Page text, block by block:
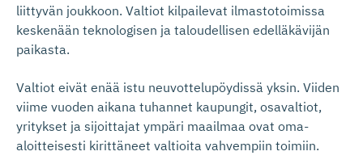
liittyvän joukkoon. Valtiot kilpailevat ilmastotoimissa
keskenään teknologisen ja taloudellisen edelläkävijän
paikasta.
Valtiot eivät enää istu neuvottelupöydissä yksin. Viiden
viime vuoden aikana tuhannet kaupungit, osavaltiot,
yritykset ja sijoittajat ympäri maailmaa ovat oma-
aloitteisesti kirittäneet valtioita vahvempiin toimiin.